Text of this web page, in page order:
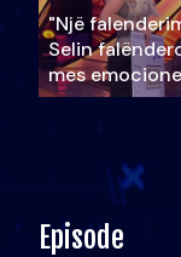
"Një
Selin
mes
Episode